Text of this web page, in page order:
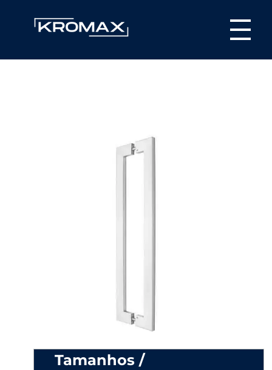
Kromax Puxadores
Fábrica de ferragens especializada em Puxadores em Inox e Alumínio, Dobradiças Pivotantes e Kits Aparentes
Tamanhos /